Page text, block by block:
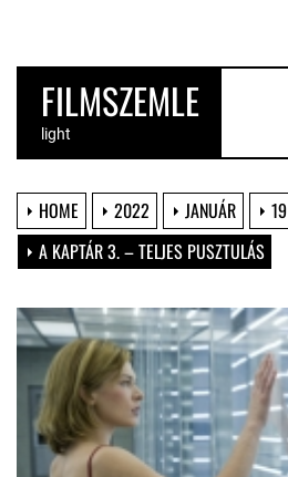
the
contentFILMSZEMLE
light
HOME 2022 JANUÁR
19
A KAPTÁR 3. – TELJES PUSZTULÁS